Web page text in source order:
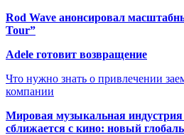
Rod Wave анонсировал
Tour”
Adele готовит возвращение
Что нужно знать о привлечении
компании
Мировая музыкальная индустрия
сближается с кино: новый